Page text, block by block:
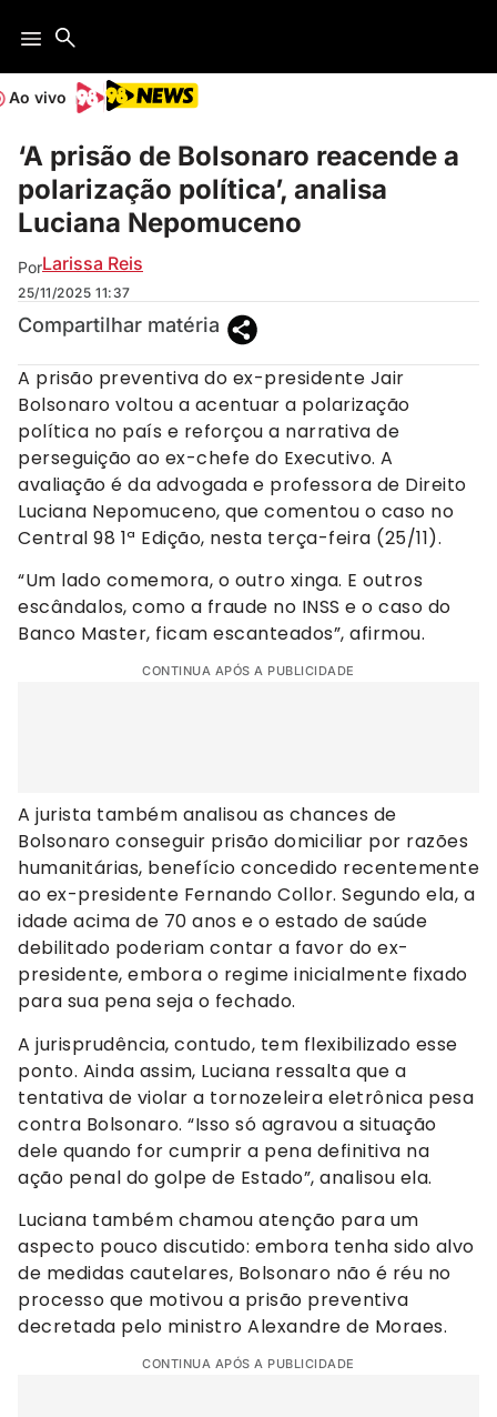
Ao vivo
‘A prisão de Bolsonaro reacende a
polarização política’, analisa
Luciana Nepomuceno
PorLarissa Reis
25/11/2025 11:37
Compartilhar matéria
A prisão preventiva do ex-presidente Jair
Bolsonaro voltou a acentuar a polarização
política no país e reforçou a narrativa de
perseguição ao ex-chefe do Executivo. A
avaliação é da advogada e professora de Direito
Luciana Nepomuceno, que comentou o caso no
Central 98 1ª Edição, nesta terça-feira (25/11).
“Um lado comemora, o outro xinga. E outros
escândalos, como a fraude no INSS e o caso do
Banco Master, ficam escanteados”, afirmou.
CONTINUA APÓS A PUBLICIDADE
A jurista também analisou as chances de
Bolsonaro conseguir prisão domiciliar por razões
humanitárias, benefício concedido recentemente
ao ex-presidente Fernando Collor. Segundo ela, a
idade acima de 70 anos e o estado de saúde
debilitado poderiam contar a favor do ex-
presidente, embora o regime inicialmente fixado
para sua pena seja o fechado.
A jurisprudência, contudo, tem flexibilizado esse
ponto. Ainda assim, Luciana ressalta que a
tentativa de violar a tornozeleira eletrônica pesa
contra Bolsonaro. “Isso só agravou a situação
dele quando for cumprir a pena definitiva na
ação penal do golpe de Estado”, analisou ela.
Luciana também chamou atenção para um
aspecto pouco discutido: embora tenha sido alvo
de medidas cautelares, Bolsonaro não é réu no
processo que motivou a prisão preventiva
decretada pelo ministro Alexandre de Moraes.
CONTINUA APÓS A PUBLICIDADE